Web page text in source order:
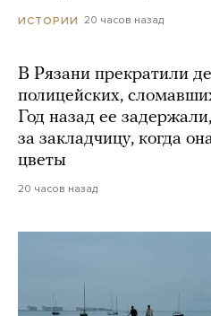
ИСТОРИИ 20 часов назад
В Рязани прекратили
полицейских,
Год назад ее
за закладчицу, когда
цветы
20 часов назад